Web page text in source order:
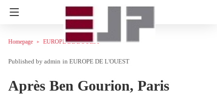
Homepage EUROPE DE L'OUEST
admin in EUROPE DE L'OUEST
Après Ben Gourion, Paris